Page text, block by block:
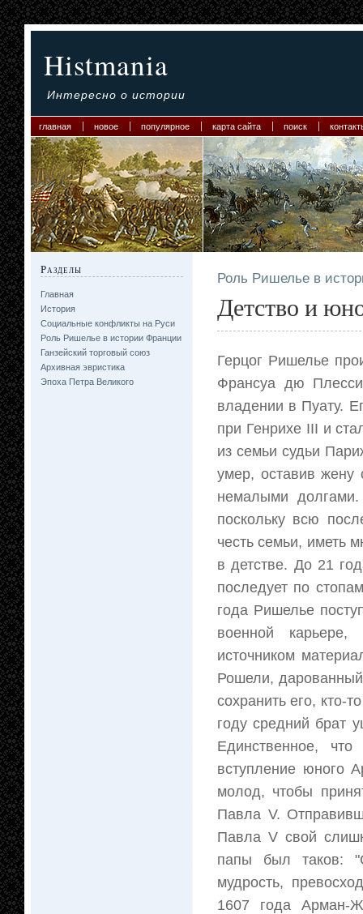
Histmania
Интересно о истории
главная новое популярное карта сайта поиск
Разделы
Главная
История
Социальные конфликты на Руси
Роль Ришелье в истории Франции
Ганзейский торговый союз
Архивная эвристика
Эпоха Петра Великого
Роль Ришелье в
Детство и
Герцог Ришелье
Франсуа дю
владении в Пуату.
при Генрихе III и
из семьи судьи
умер, оставив жену
немалыми
поскольку всю
честь семьи, иметь
в детстве. До 21
последует по
года Ришелье
военной
источником
Рошели,
сохранить его, кто-
году средний брат
Единственное,
вступление юного
молод, чтобы
Павла V.
Павла V свой
папы был таков:
мудрость,
1607 года Арман-